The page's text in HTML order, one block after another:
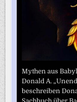
Mythen aus
Donald A.
beschreiben